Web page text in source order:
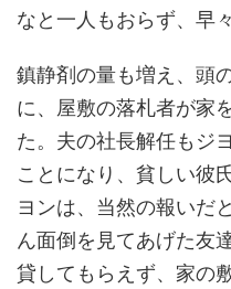
なと一人もおらず、早
鎮静剤の量も増え、頭
に、屋敷の落札者が家
た。夫の社長解任もジ
ことになり、貧しい彼
ヨンは、当然の報いだ
ん面倒を見てあげた友
貸してもらえず、家の